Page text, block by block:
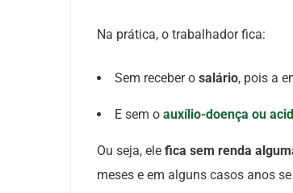
Na prática, o trabalhador fica:
Sem receber o salário, pois a
E sem o auxílio-doença ou
Ou seja, ele fica sem renda
meses e em alguns casos anos